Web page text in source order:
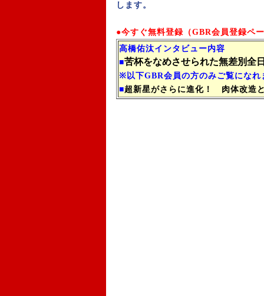
します。
●今すぐ無料登録（GBR会員登録ペ
高橋佑汰インタビュー内容
■苦杯をなめさせられた無差別全
※以下GBR会員の方のみご覧になれ
■超新星がさらに進化！ 肉体改造